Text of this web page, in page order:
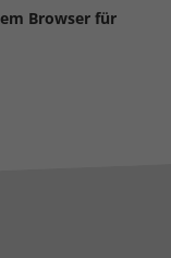
Browser für